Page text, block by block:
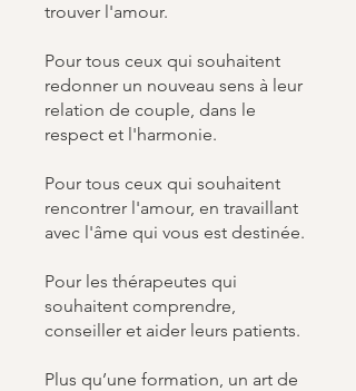
trouver l'amour.
Pour tous ceux qui souhaitent
redonner un nouveau sens à leur
relation de couple, dans le
respect et l'harmonie.
Pour tous ceux qui souhaitent
rencontrer l'amour, en travaillant
avec l'âme qui vous est destinée.
Pour les thérapeutes qui
souhaitent comprendre,
conseiller et aider leurs patients.
Plus qu’une formation, un art de